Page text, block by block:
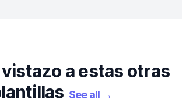
a estas otras
See all →